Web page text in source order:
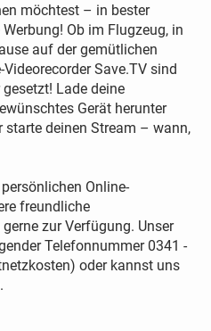
möchtest – in bester
Ob im Flugzeug, in
auf der gemütlichen
Save.TV sind
Lade deine
Gerät herunter
starte deinen Stream – wann,
Online-
freundliche
zur Verfügung. Unser
Telefonnummer 0341 -
oder kannst uns